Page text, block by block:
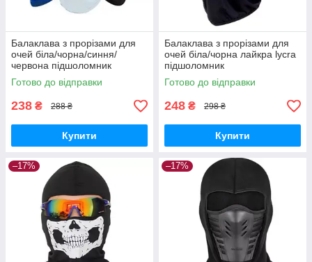
Балаклава з прорізами для
очей біла/чорна/синня/
червона підшоломник
Готово до відправки
238 ₴ 288 ₴
Купити
Балаклава з прорізами для
очей біла/чорна лайкра lycra
підшоломник
Готово до відправки
248 ₴ 298 ₴
Купити
–17% –17%